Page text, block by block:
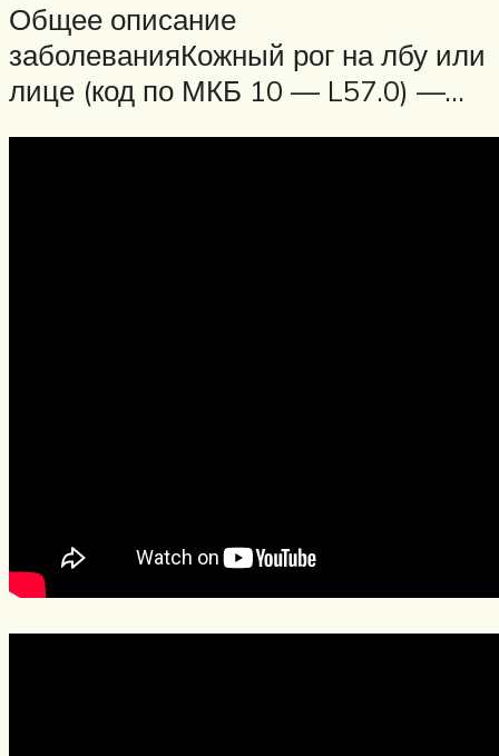
Общее описание
заболеванияКожный рог на лбу или
лице (код по МКБ 10 — L57.0) —…